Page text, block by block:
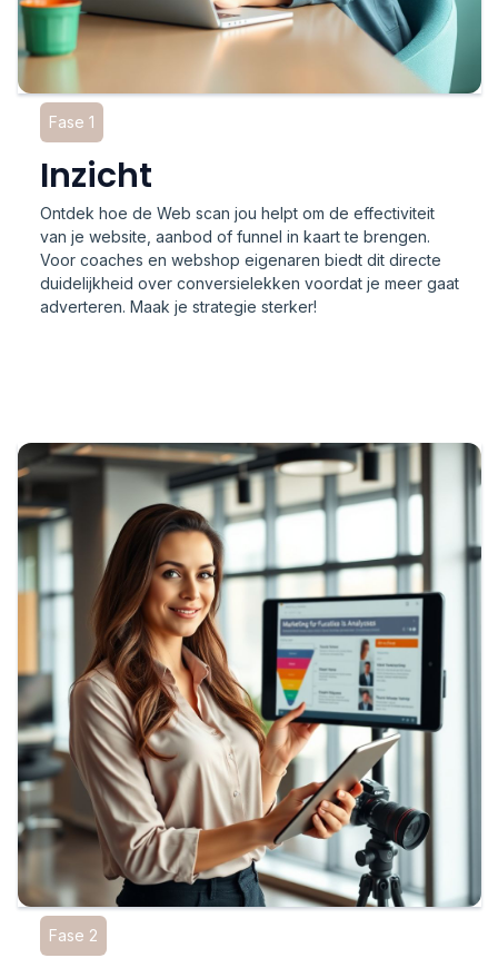
Fase 1
Inzicht
Ontdek hoe de Web scan jou helpt om de effectiviteit
van je website, aanbod of funnel in kaart te brengen.
Voor coaches en webshop eigenaren biedt dit directe
duidelijkheid over conversielekken voordat je meer gaat
adverteren. Maak je strategie sterker!
Fase 2